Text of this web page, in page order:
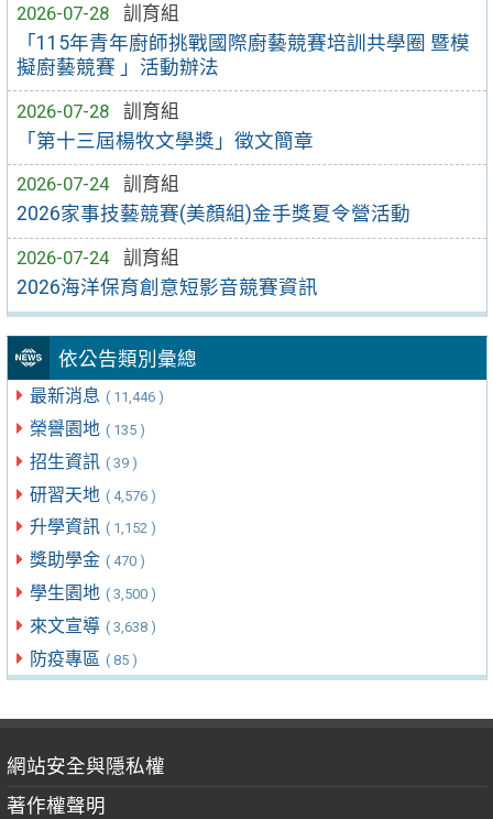
2026-07-28
訓育組
「115年青年廚師挑戰國際廚藝競賽培訓共學圈 暨模
擬廚藝競賽 」活動辦法
2026-07-28
訓育組
「第十三屆楊牧文學獎」徵文簡章
2026-07-24
訓育組
2026家事技藝競賽(美顏組)金手獎夏令營活動
2026-07-24
訓育組
2026海洋保育創意短影音競賽資訊
依公告類別彙總
最新消息 ( 11,446 )
榮譽園地 ( 135 )
招生資訊 ( 39 )
研習天地 ( 4,576 )
升學資訊 ( 1,152 )
獎助學金 ( 470 )
學生園地 ( 3,500 )
來文宣導 ( 3,638 )
防疫專區 ( 85 )
網站安全與隱私權
著作權聲明